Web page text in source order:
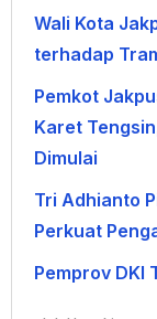
Wali Kota
terhadap
Pemkot
Karet
Dimulai
Tri Adhianto
Perkuat
Pemprov DKI